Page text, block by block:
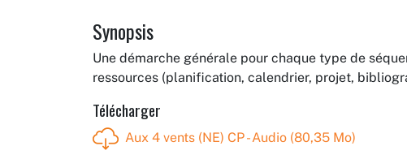
Synopsis
Une démarche générale pour chaque type de
ressources (planification, calendrier, projet,
Télécharger
Aux 4 vents (NE) CP - Audio (80,35 Mo)